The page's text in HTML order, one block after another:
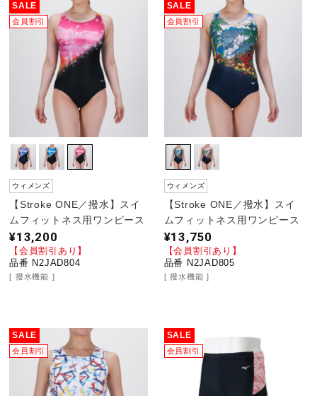
SALE
会員割引
ウィメンズ
【Stroke ONE／撥水】スイ
ムフィットネス用ワンピース
¥13,200
【会員割引あり】
品番 N2JAD804
撥水機能
SALE
会員割引
ウィメンズ
【Stroke ONE／撥水】スイ
ムフィットネス用ワンピース
¥13,750
【会員割引あり】
品番 N2JAD805
撥水機能
SALE
会員割引
SALE
会員割引